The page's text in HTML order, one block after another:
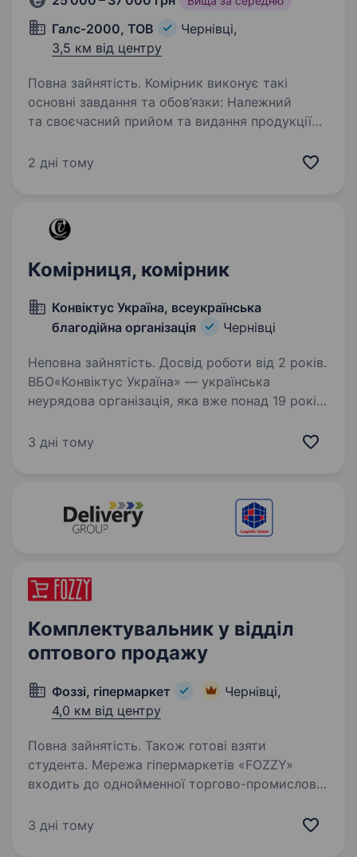
Галс-2000, ТОВ
Чернівці,
3,5 км від центру
Повна зайнятість. Комірник виконує такі
основні завдання та обов’язки: Належний
та своєчасний прийом та видання продукції
Облік складських операцій Участь
2 дні тому
Комірниця, комірник
Конвіктус Україна, всеукраїнська
благодійна організація
Чернівці
Неповна зайнятість. Досвід роботи від 2 років.
ВБО«Конвіктус Україна» — українська
неурядова організація, яка вже понад 19 років
здоров’я та соціальної підтримки. Організація
3 дні тому
Комплектувальник у відділ
оптового продажу
Фоззі, гіпермаркет
Чернівці,
4,0 км від центру
Повна зайнятість. Також готові взяти
студента. Мережа гіпермаркетів «FOZZY»
входить до однойменної торгово-промислової
з компаній, що найбільш динамічно
3 дні тому